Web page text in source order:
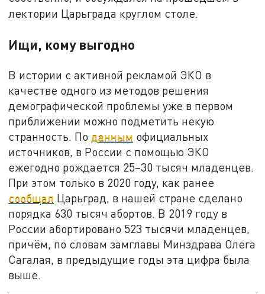
лектории Царьграда круглом столе.
Ищи, кому выгодно
В истории с активной рекламой ЭКО в
качестве одного из методов решения
демографической проблемы уже в первом
приближении можно подметить некую
странность. По данным официальных
источников, в России с помощью ЭКО
ежегодно рождается 25–30 тысяч младенцев.
При этом только в 2020 году, как ранее
сообщал Царьград, в нашей стране сделано
порядка 630 тысяч абортов. В 2019 году в
России абортировано 523 тысячи младенцев,
причём, по словам замглавы Минздрава Олега
Сагалая, в предыдущие годы эта цифра была
выше.